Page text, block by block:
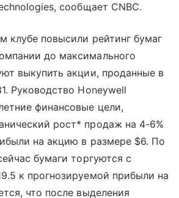
сообщает CNBC.
клубе повысили рейтинг бумаг
до максимального
выкупить акции, проданные в
Руководство Honeywell
финансовые цели,
рост* продаж на 4-6%
на акцию в размере $6. По
бумаги торгуются с
к прогнозируемой прибыли на
что после выделения